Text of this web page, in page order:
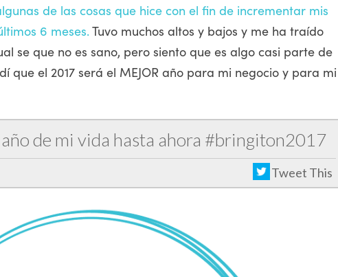
de las cosas que hice con el fin de incrementar mis
6 meses.Tuvo muchos altos y bajos y me ha traído
se que no es sano, pero siento que es algo casi parte de
que el 2017 será el MEJOR año para mi negocio y para mi
de mi vida hasta ahora #bringiton2017
Tweet This